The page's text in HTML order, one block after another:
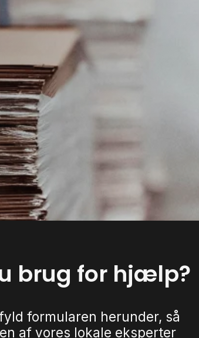
brug for hjælp?
formularen herunder, så
af vores lokale eksperter